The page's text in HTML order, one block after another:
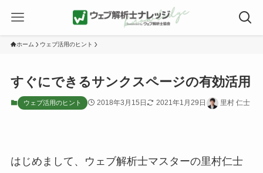
ホーム ウェブ活用のヒント
すぐにできるサンクスページの有効活用
ウェブ活用のヒント 2018年3月15日 2021年1月29日 里村 仁士
はじめまして、ウェブ解析士マスターの里村仁士